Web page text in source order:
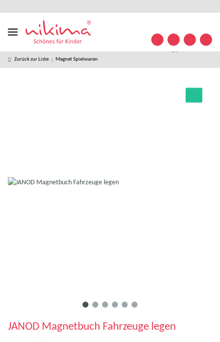
in
Versand ab
49 € *
kostenlose
63 32
09
Zurück zur Liste Magnet Spielwaren
JANOD Magnetbuch Fahrzeuge legen